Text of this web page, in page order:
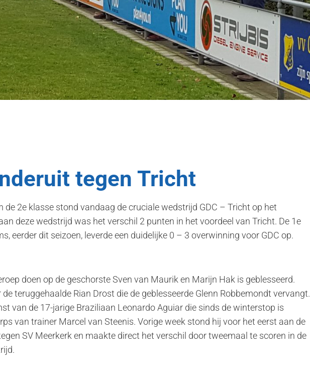
tegen Tricht
de 2e klasse stond vandaag de cruciale wedstrijd GDC – Tricht op het
deze wedstrijd was het verschil 2 punten in het voordeel van Tricht. De 1e
eerder dit seizoen, leverde een duidelijke 0 – 3 overwinning voor GDC op.
doen op de geschorste Sven van Maurik en Marijn Hak is geblesseerd.
teruggehaalde Rian Drost die de geblesseerde Glenn Robbemondt vervangt.
van de 17-jarige Braziliaan Leonardo Aguiar die sinds de winterstop is
van trainer Marcel van Steenis. Vorige week stond hij voor het eerst aan de
SV Meerkerk en maakte direct het verschil door tweemaal te scoren in de